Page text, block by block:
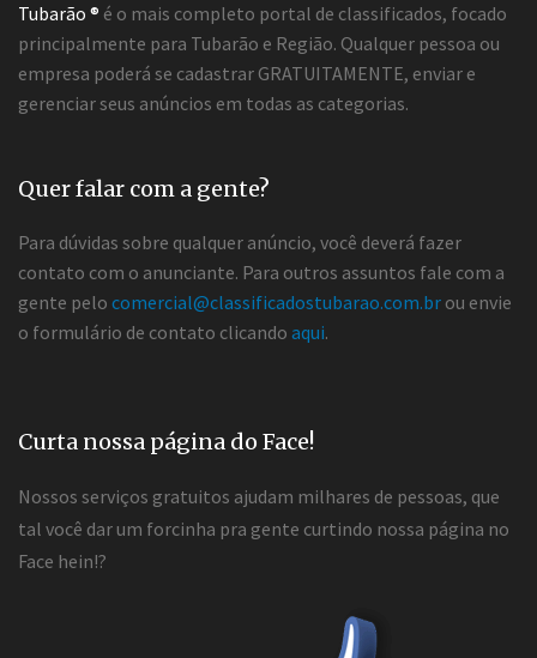
Tubarão ® é o mais completo portal de classificados, focado
principalmente para Tubarão e Região. Qualquer pessoa ou
empresa poderá se cadastrar GRATUITAMENTE, enviar e
gerenciar seus anúncios em todas as categorias.
Quer falar com a gente?
Para dúvidas sobre qualquer anúncio, você deverá fazer
contato com o anunciante. Para outros assuntos fale com a
gente pelo comercial@classificadostubarao.com.br ou envie
o formulário de contato clicando aqui.
Curta nossa página do Face!
Nossos serviços gratuitos ajudam milhares de pessoas, que
tal você dar um forcinha pra gente curtindo nossa página no
Face hein!?